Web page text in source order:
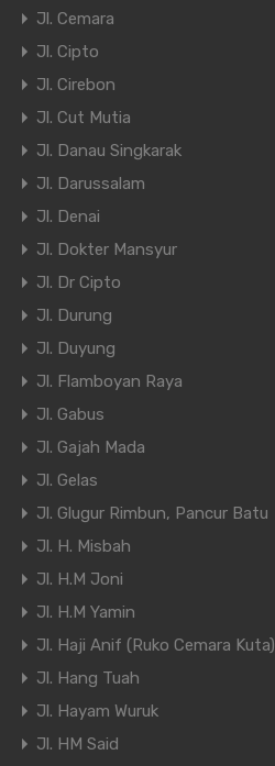
Jl. Cemara
Jl. Cipto
Jl. Cirebon
Jl. Cut Mutia
Jl. Danau Singkarak
Jl. Darussalam
Jl. Denai
Jl. Dokter Mansyur
Jl. Dr Cipto
Jl. Durung
Jl. Duyung
Jl. Flamboyan Raya
Jl. Gabus
Jl. Gajah Mada
Jl. Gelas
Jl. Glugur Rimbun, Pancur Batu
Jl. H. Misbah
Jl. H.M Joni
Jl. H.M Yamin
Jl. Haji Anif (Ruko Cemara Kuta)
Jl. Hang Tuah
Jl. Hayam Wuruk
Jl. HM Said